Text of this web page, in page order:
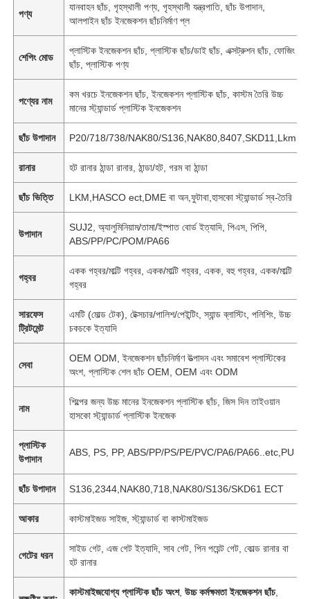
বাড়ি
পণ্য
VR প্রদর্শন
পণ্য
যানবাহন ছাঁচ, গৃহস্থালী পণ্য, গৃহস্থালী যন্ত্রপাতি, ছাঁচ উপাদান,
আলপাইন ছাঁচ ইনজেকশন ছাঁচনির্মাণ প্ল
শেপিং মোড
প্লাস্টিক ইনজেকশন ছাঁচ, প্লাস্টিক ছাঁচ/ডাই ছাঁচ, এক্সট্রুশন ছাঁচ, ফোজিং
ছাঁচ, প্লাস্টিক পণ্য
পণ্যের নাম
কম খরচে ইনজেকশন ছাঁচ, ইনজেকশন প্লাস্টিক ছাঁচ, কাস্টম তৈরি উচ্চ
মানের স্ট্যান্ডার্ড প্লাস্টিক ইনজেকশন
ছাঁচ উপাদান P20/718/738/NAK80/S136,NAK80,8407,SKD11,Lkm
রানার হট রানার ঠান্ডা রানার, ঠান্ডা/হট, গরম বা ঠান্ডা
ছাঁচ ভিত্তি LKM,HASCO ect,DME বা অন,ফুটাবা,হাসকো স্ট্যান্ডার্ড স্ব-তৈরি
উপাদান
SUJ2, অ্যালুমিনিয়াম/তামা/ইস্পাত বোর্ড ইত্যাদি, পিএস, পিপি,
ABS/PP/PC/POM/PA66
গহ্বর
একক গহ্বর/মাল্টি গহ্বর, একক/মাল্টি গহ্বর, একক, বহু গহ্বর, একক/মাল্টি
গহ্বর
সারফেস
ট্রিটমেন্ট
এমটি (মোল্ড টেক), টেক্সচার/পালিশ/পেইন্টিং, স্যান্ড ব্লাস্টিং, পলিশিং, উচ্চ
চকচকে ইত্যাদি
সেবা
OEM ODM, ইনজেকশন ছাঁচনির্মাণ উত্পাদন এবং সমাবেশ প্লাস্টিকের
অংশ, প্লাস্টিক শেল ছাঁচ OEM, OEM এবং ODM
নাম
শিল্পের জন্য উচ্চ মানের ইনজেকশন প্লাস্টিক ছাঁচ, জিস দিন তাইওয়ান
হাসকো স্ট্যান্ডার্ড প্লাস্টিক ইনজেক
প্লাস্টিক
উপাদান
ABS, PS, PP, ABS/PP/PS/PE/PVC/PA6/PA66..etc,PU
ছাঁচ উপাদান S136,2344,NAK80,718,NAK80/S136/SKD61 ECT
আকার কাস্টমাইজড সাইজ, স্ট্যান্ডার্ড বা কাস্টমাইজড
গেটের ধরন
সাইড গেট, এজ গেট ইত্যাদি, সাব গেট, পিন পয়েন্ট গেট, কোল্ড রানার বা
হট রানার
কাস্টমাইজযোগ্য প্লাস্টিক ছাঁচ অংশ,উচ্চ কর্মক্ষমতা ইনজেকশন ছাঁচ,